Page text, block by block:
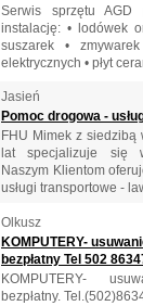
Serwis sprzętu AGD
instalację: • lodówek
suszarek •
elektrycznych • płyt
Jasień
Pomoc drogowa -
FHU Mimek z
lat specjalizuje się
Naszym Klientom
usługi transportowe -
Olkusz
KOMPUTERY-
bezpłatny Tel 502
KOMPUTERY-
bezpłatny.